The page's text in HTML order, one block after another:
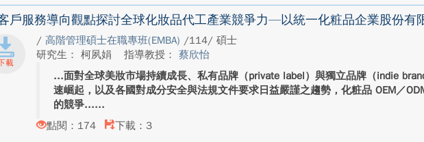
戶服務導向觀點探討全球化妝品代工產業競爭力—以統一化粧品企業股份有
/ 高階管理碩士在職專班(EMBA) /114/ 碩士
研究生： 柯夙娟
指導教授： 蔡欣怡
面對全球美妝市場持續成長、私有品牌（private label）與獨立品牌（indie
速崛起，以及各國對成分安全與法規文件要求日益嚴謹之趨勢，化粧品 OEM／
的競爭...
點閱：174
下載：3